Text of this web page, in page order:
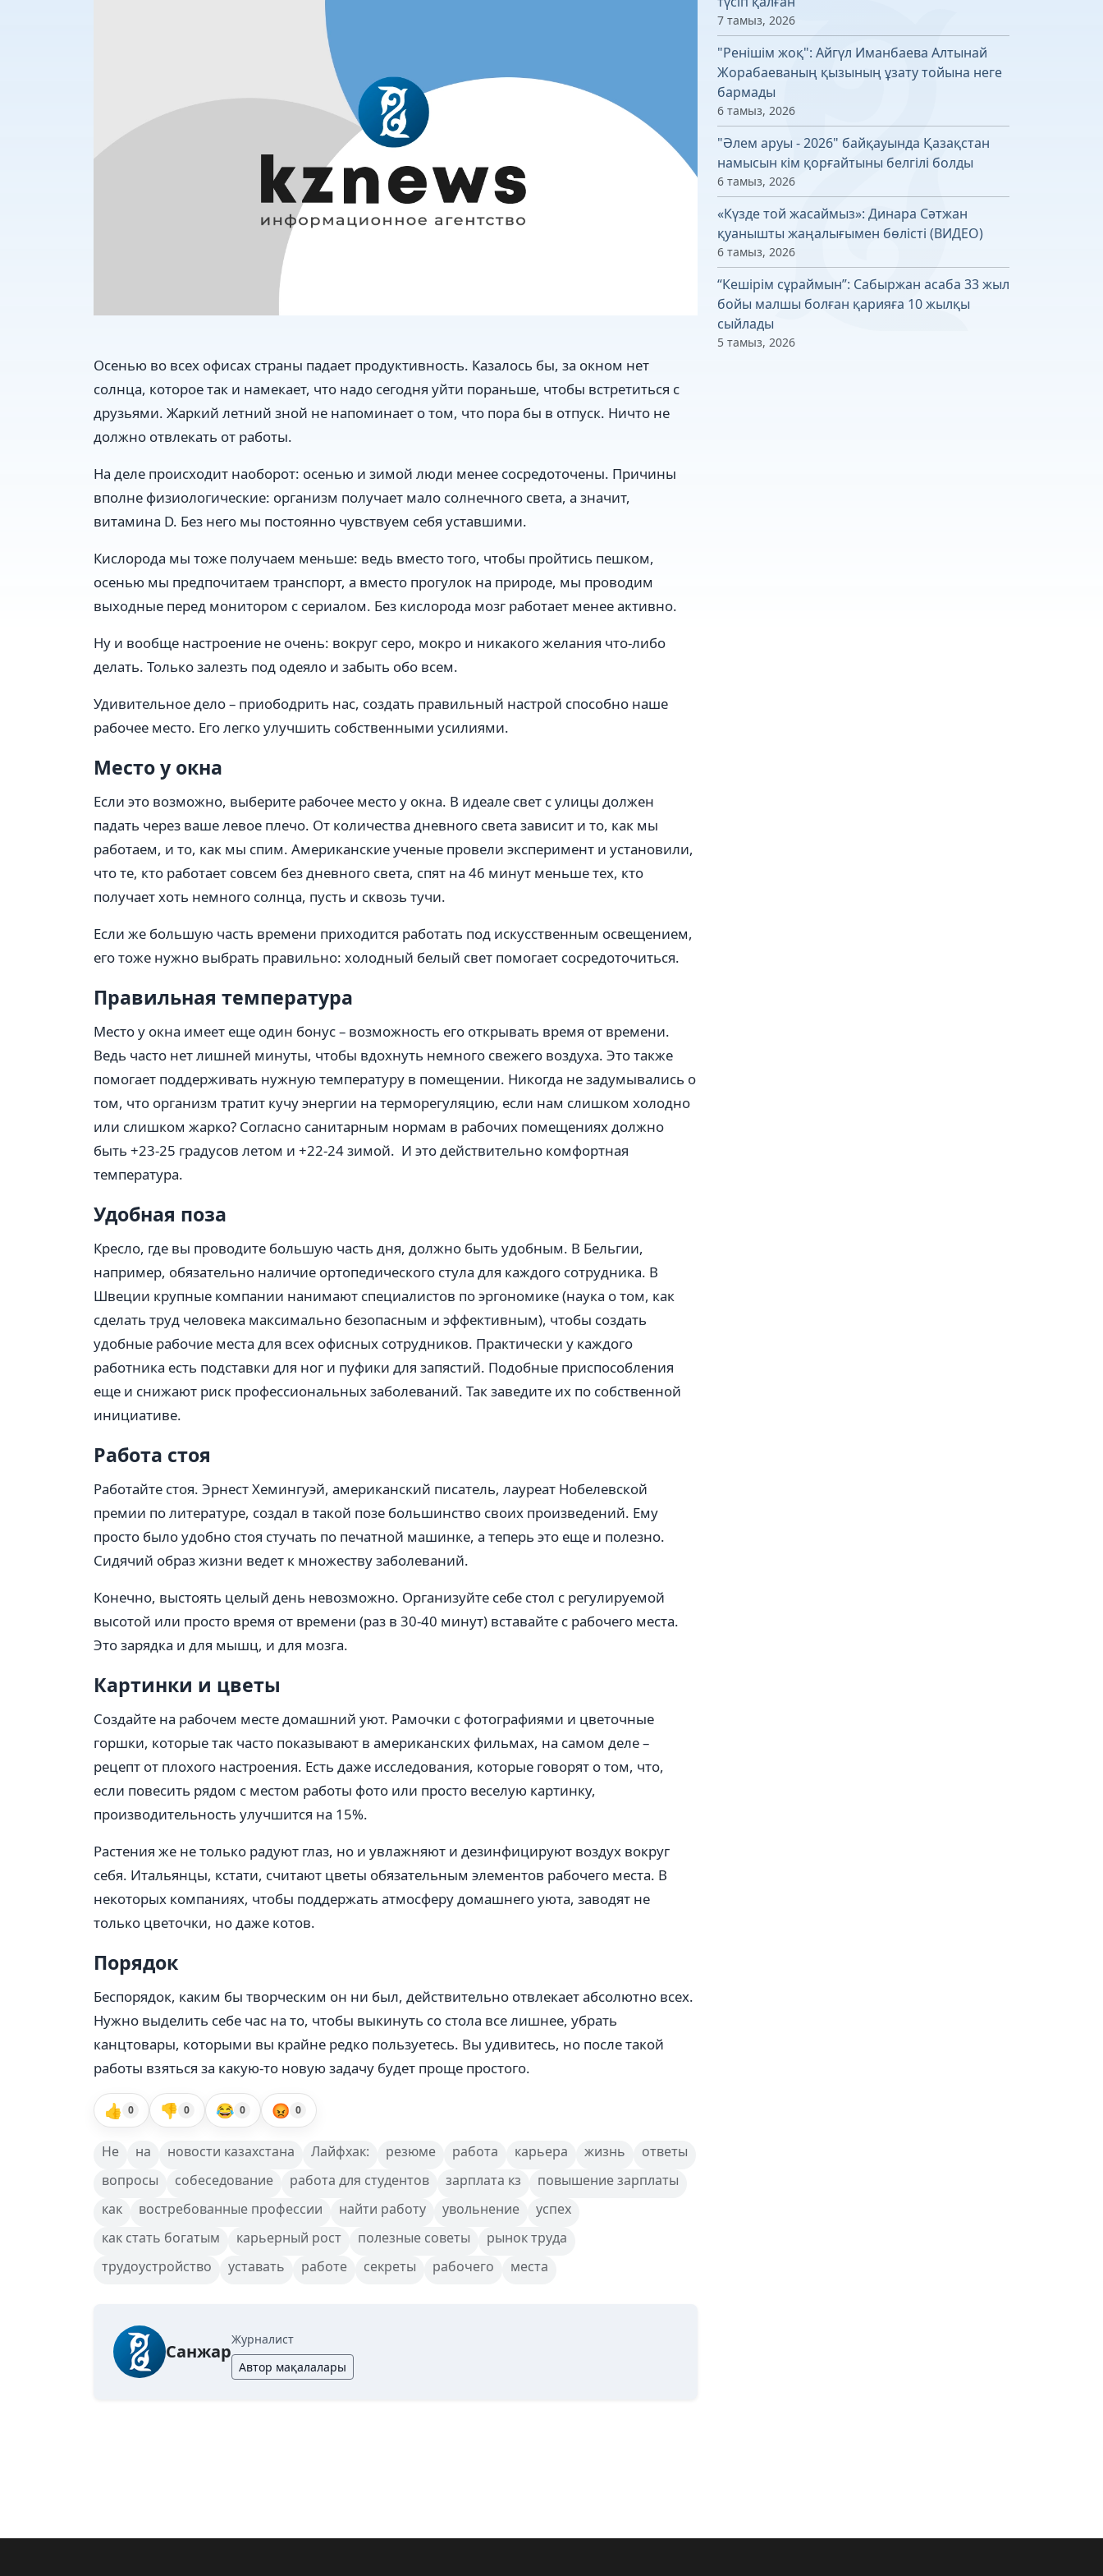
Осенью во всех офисах страны падает продуктивность. Казалось бы, за окном нет
солнца, которое так и намекает, что надо сегодня уйти пораньше, чтобы встретиться с
друзьями. Жаркий летний зной не напоминает о том, что пора бы в отпуск. Ничто не
должно отвлекать от работы.
На деле происходит наоборот: осенью и зимой люди менее сосредоточены. Причины
вполне физиологические: организм получает мало солнечного света, а значит,
витамина D. Без него мы постоянно чувствуем себя уставшими.
Кислорода мы тоже получаем меньше: ведь вместо того, чтобы пройтись пешком,
осенью мы предпочитаем транспорт, а вместо прогулок на природе, мы проводим
выходные перед монитором с сериалом. Без кислорода мозг работает менее активно.
Ну и вообще настроение не очень: вокруг серо, мокро и никакого желания что-либо
делать. Только залезть под одеяло и забыть обо всем.
Удивительное дело – приободрить нас, создать правильный настрой способно наше
рабочее место. Его легко улучшить собственными усилиями.
Место у окна
Если это возможно, выберите рабочее место у окна. В идеале свет с улицы должен
падать через ваше левое плечо. От количества дневного света зависит и то, как мы
работаем, и то, как мы спим. Американские ученые провели эксперимент и установили,
что те, кто работает совсем без дневного света, спят на 46 минут меньше тех, кто
получает хоть немного солнца, пусть и сквозь тучи.
Если же большую часть времени приходится работать под искусственным освещением,
его тоже нужно выбрать правильно: холодный белый свет помогает сосредоточиться.
Правильная температура
Место у окна имеет еще один бонус – возможность его открывать время от времени.
Ведь часто нет лишней минуты, чтобы вдохнуть немного свежего воздуха. Это также
помогает поддерживать нужную температуру в помещении. Никогда не задумывались о
том, что организм тратит кучу энергии на терморегуляцию, если нам слишком холодно
или слишком жарко? Согласно санитарным нормам в рабочих помещениях должно
быть +23-25 градусов летом и +22-24 зимой. И это действительно комфортная
температура.
Удобная поза
Кресло, где вы проводите большую часть дня, должно быть удобным. В Бельгии,
например, обязательно наличие ортопедического стула для каждого сотрудника. В
Швеции крупные компании нанимают специалистов по эргономике (наука о том, как
сделать труд человека максимально безопасным и эффективным), чтобы создать
удобные рабочие места для всех офисных сотрудников. Практически у каждого
работника есть подставки для ног и пуфики для запястий. Подобные приспособления
еще и снижают риск профессиональных заболеваний. Так заведите их по собственной
инициативе.
Работа стоя
Работайте стоя. Эрнест Хемингуэй, американский писатель, лауреат Нобелевской
премии по литературе, создал в такой позе большинство своих произведений. Ему
просто было удобно стоя стучать по печатной машинке, а теперь это еще и полезно.
Сидячий образ жизни ведет к множеству заболеваний.
Конечно, выстоять целый день невозможно. Организуйте себе стол с регулируемой
высотой или просто время от времени (раз в 30-40 минут) вставайте с рабочего места.
Это зарядка и для мышц, и для мозга.
Картинки и цветы
Создайте на рабочем месте домашний уют. Рамочки с фотографиями и цветочные
горшки, которые так часто показывают в американских фильмах, на самом деле –
рецепт от плохого настроения. Есть даже исследования, которые говорят о том, что,
если повесить рядом с местом работы фото или просто веселую картинку,
производительность улучшится на 15%.
Растения же не только радуют глаз, но и увлажняют и дезинфицируют воздух вокруг
себя. Итальянцы, кстати, считают цветы обязательным элементов рабочего места. В
некоторых компаниях, чтобы поддержать атмосферу домашнего уюта, заводят не
только цветочки, но даже котов.
Порядок
Беспорядок, каким бы творческим он ни был, действительно отвлекает абсолютно всех.
Нужно выделить себе час на то, чтобы выкинуть со стола все лишнее, убрать
канцтовары, которыми вы крайне редко пользуетесь. Вы удивитесь, но после такой
работы взяться за какую-то новую задачу будет проще простого.
👍 0 👎 0 😂 0 😡 0
Не на новости казахстана Лайфхак: резюме работа карьера жизнь
ответы
вопросы
собеседование работа для студентов зарплата кз
повышение зарплаты
как
востребованные профессии найти работу увольнение
успех
как стать богатым
карьерный рост полезные советы
рынок труда
трудоустройство
уставать работе секреты рабочего места
Санжар
Журналист
Автор мақалалары
7 тамыз, 2026
"Ренішім жоқ": Айгүл Иманбаева Алтынай
Жорабаеваның қызының ұзату тойына неге
бармады
6 тамыз, 2026
"Әлем аруы - 2026" байқауында Қазақстан
намысын кім қорғайтыны белгілі болды
6 тамыз, 2026
«Күзде той жасаймыз»: Динара Сәтжан
қуанышты жаңалығымен бөлісті (ВИДЕО)
6 тамыз, 2026
“Кешірім сұраймын”: Сабыржан асаба 33 жыл
бойы малшы болған қарияға 10 жылқы
сыйлады
5 тамыз, 2026